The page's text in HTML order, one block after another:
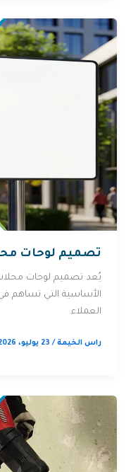
تصميم لوحات
يُعد تصميم لوحات
الأساسية التي تساهم في
العملاء.
راس الخيمة/ 23 يوليو، 2026